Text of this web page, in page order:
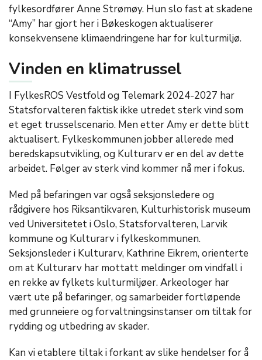
fylkesordfører Anne Strømøy. Hun slo fast at skadene
“Amy” har gjort her i Bøkeskogen aktualiserer
konsekvensene klimaendringene har for kulturmiljø.
Vinden en klimatrussel
I FylkesROS Vestfold og Telemark 2024-2027 har
Statsforvalteren faktisk ikke utredet sterk vind som
et eget trusselscenario. Men etter Amy er dette blitt
aktualisert. Fylkeskommunen jobber allerede med
beredskapsutvikling, og Kulturarv er en del av dette
arbeidet. Følger av sterk vind kommer nå mer i fokus.
Med på befaringen var også seksjonsledere og
rådgivere hos Riksantikvaren, Kulturhistorisk museum
ved Universitetet i Oslo, Statsforvalteren, Larvik
kommune og Kulturarv i fylkeskommunen.
Seksjonsleder i Kulturarv, Kathrine Eikrem, orienterte
om at Kulturarv har mottatt meldinger om vindfall i
en rekke av fylkets kulturmiljøer. Arkeologer har
vært ute på befaringer, og samarbeider fortløpende
med grunneiere og forvaltningsinstanser om tiltak for
rydding og utbedring av skader.
Kan vi etablere tiltak i forkant av slike hendelser for å